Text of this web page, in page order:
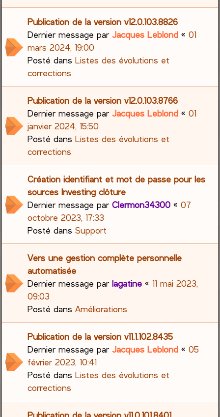
Publication de la version v12.0.103.8826
Dernier message parJacques Leblond «01
mars 2024, 19:00
Posté dansListes des évolutions et
corrections
Publication de la version v12.0.103.8766
Dernier message parJacques Leblond «01
janvier 2024, 15:50
Posté dansListes des évolutions et
corrections
Création identifiant et mot de passe pour les
sources Investing clôture
Dernier message parClermon34300 «07
octobre 2023, 17:33
Posté dansSupport
Vers une gestion complète personnelle
automatisée
Dernier message parlagatine « 11 mai 2023,
09:03
Posté dansAméliorations
Publication de la version v11.1.102.8435
Dernier message parJacques Leblond «05
février 2023, 10:41
Posté dansListes des évolutions et
corrections